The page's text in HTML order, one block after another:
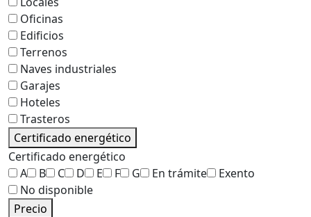
Oficinas
Edificios
Terrenos
Naves industriales
Garajes
Hoteles
Trasteros
Certificado energético
Certificado energético
A
B C D E F G En trámite
Exento
No disponible
Precio